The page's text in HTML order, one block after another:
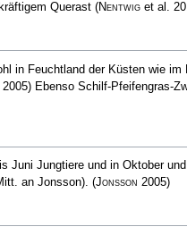
Querast (Nentwiget al.
in Feuchtland der Küsten wie im
2005)Ebenso Schilf-Pfeifengras-
Juni Jungtiere und in Oktober
an Jonsson). (Jonsson 2005)